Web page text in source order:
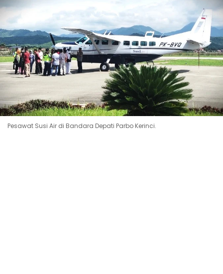
Pesawat Susi Air di Bandara Depati Parbo Kerinci.